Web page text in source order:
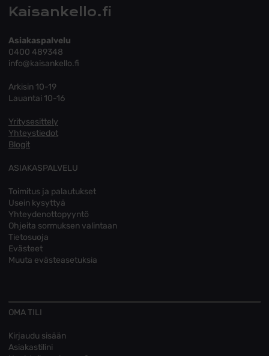
Kaisankello.fi
Asiakaspalvelu
0400 489348
info@kaisankello.fi
Arkisin 10-19
Lauantai 10-16
Yritysesittely
Yhteystiedot
Blogit
ASIAKASPALVELU
Toimitus ja palautukset
Usein kysyttyä
Yhteydenottopyyntö
Ohjeita sormuksen valintaan
Tietosuoja
Evästeet
Muuta evästeasetuksia
OMA TILI
Kirjaudu sisään
Asiakastilini